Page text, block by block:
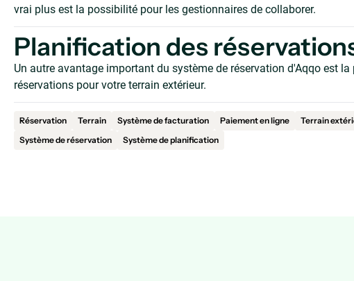
vrai plus est la possibilité pour les gestionnaires de collaborer.
Planification des
Un autre avantage important du système de réservation d'Aqqo est
réservations pour votre terrain extérieur.
Réservation Terrain Système de facturation Paiement en ligne Terrain
Système de réservation
Système de planification